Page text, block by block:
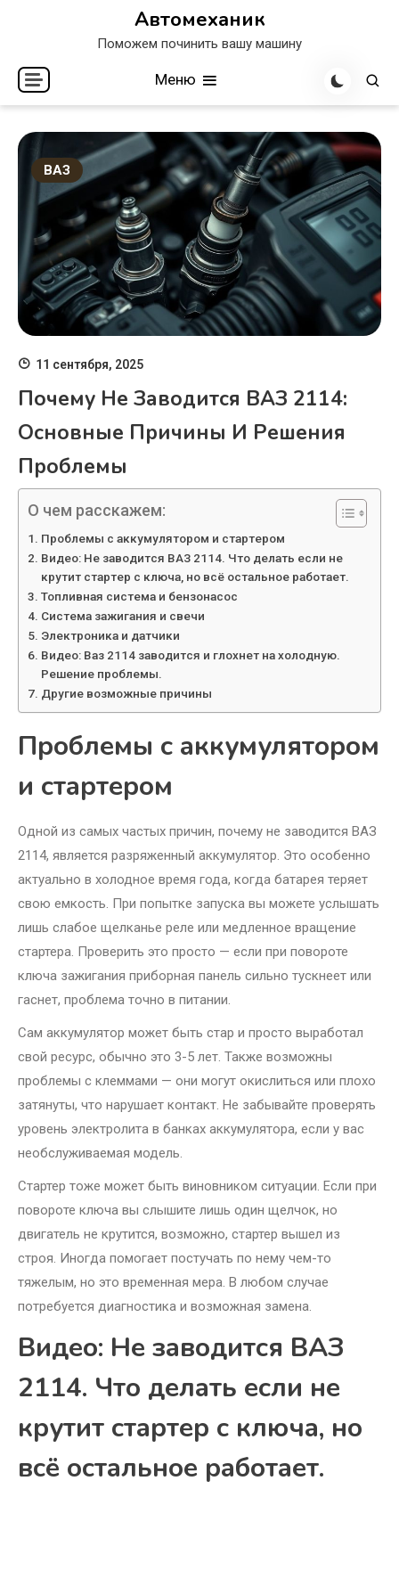
Автомеханик
Поможем починить вашу машину
Меню
ВАЗ
11 сентября, 2025
Почему Не Заводится ВАЗ 2114:
Основные Причины И Решения
Проблемы
О чем расскажем:
Проблемы с аккумулятором и стартером
Видео: Не заводится ВАЗ 2114. Что делать если не
крутит стартер с ключа, но всё остальное работает.
Топливная система и бензонасос
Система зажигания и свечи
Электроника и датчики
Видео: Ваз 2114 заводится и глохнет на холодную.
Решение проблемы.
Другие возможные причины
Проблемы с аккумулятором
и стартером
Одной из самых частых причин, почему не заводится ВАЗ
2114, является разряженный аккумулятор. Это особенно
актуально в холодное время года, когда батарея теряет
свою емкость. При попытке запуска вы можете услышать
лишь слабое щелканье реле или медленное вращение
стартера. Проверить это просто — если при повороте
ключа зажигания приборная панель сильно тускнеет или
гаснет, проблема точно в питании.
Сам аккумулятор может быть стар и просто выработал
свой ресурс, обычно это 3-5 лет. Также возможны
проблемы с клеммами — они могут окислиться или плохо
затянуты, что нарушает контакт. Не забывайте проверять
уровень электролита в банках аккумулятора, если у вас
необслуживаемая модель.
Стартер тоже может быть виновником ситуации. Если при
повороте ключа вы слышите лишь один щелчок, но
двигатель не крутится, возможно, стартер вышел из
строя. Иногда помогает постучать по нему чем-то
тяжелым, но это временная мера. В любом случае
потребуется диагностика и возможная замена.
Видео: Не заводится ВАЗ
2114. Что делать если не
крутит стартер с ключа, но
всё остальное работает.